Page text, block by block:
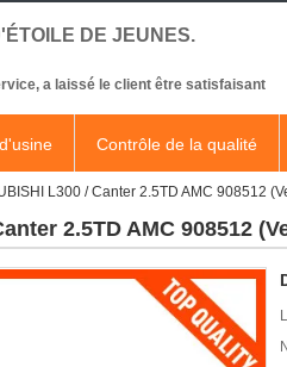
DE JEUNES.
a laissé le client être satisfaisant
Contrôle de la qualité
L300 / Canter 2.5TD AMC 908512
2.5TD AMC 908512